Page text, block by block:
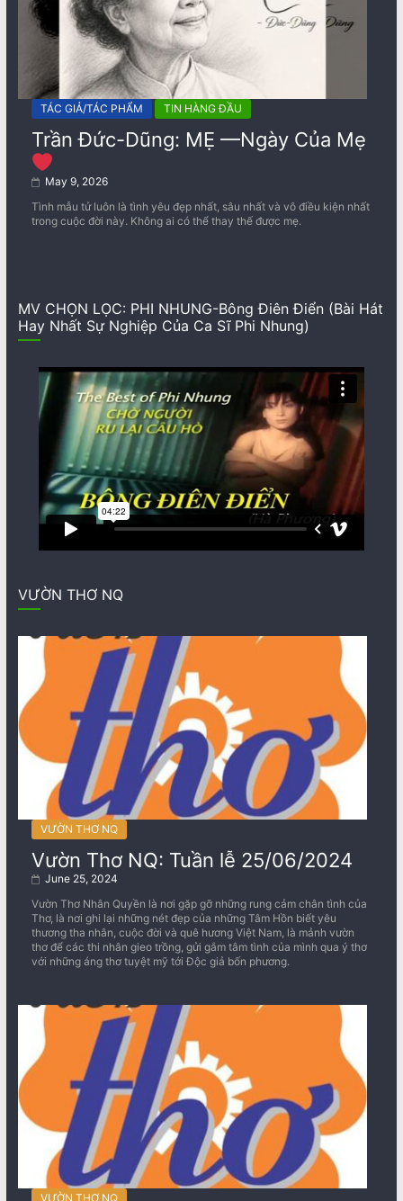
TÁC GIẢ/TÁC PHẨM TIN HÀNG ĐẦU
Trần Đức-Dũng: MẸ —Ngày Của Mẹ
May 9, 2026
Tình mẫu tử luôn là tình yêu đẹp nhất, sâu nhất và vô điều kiện nhất
trong cuộc đời này. Không ai có thể thay thế được mẹ.
MV CHỌN LỌC: PHI NHUNG-Bông Điên Điển (Bài Hát
Hay Nhất Sự Nghiệp Của Ca Sĩ Phi Nhung)
VƯỜN THƠ NQ
VƯỜN THƠ NQ
Vườn Thơ NQ: Tuần lễ 25/06/2024
June 25, 2024
Vườn Thơ Nhân Quyền là nơi gặp gỡ những rung cảm chân tình của
Thơ, là nơi ghi lại những nét đẹp của những Tâm Hồn biết yêu
thương tha nhân, cuộc đời và quê hương Việt Nam, là mảnh vườn
thơ để các thi nhân gieo trồng, gửi gắm tâm tình của mình qua ý thơ
với những áng thơ tuyệt mỹ tới Độc giả bốn phương.
VƯỜN THƠ NQ